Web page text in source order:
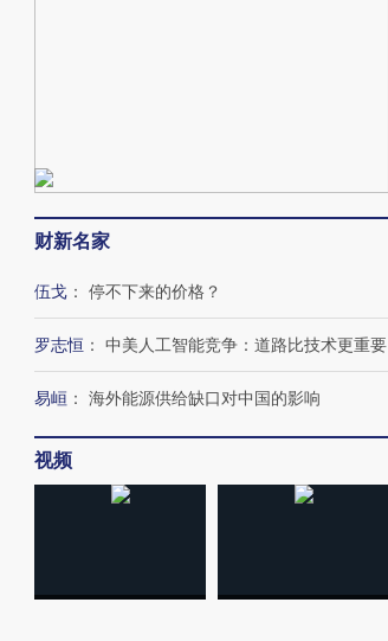
财新名家
伍戈 ： 停不下来的价格？
罗志恒 ： 中美人工智能竞争：道路比技术更重要
易峘 ： 海外能源供给缺口对中国的影响
视频